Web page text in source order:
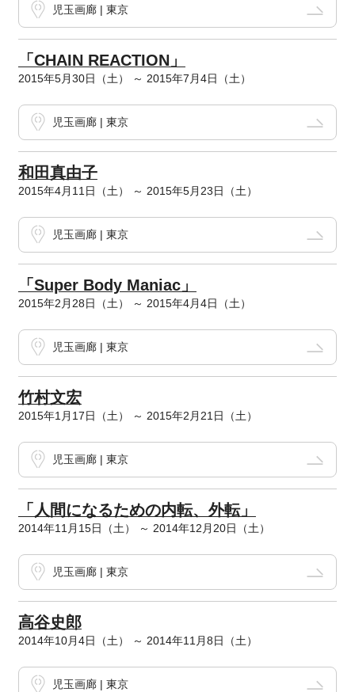
児玉画廊 | 東京
「CHAIN REACTION」
2015年5月30日（土） ～ 2015年7月4日（土）
児玉画廊 | 東京
和田真由子
2015年4月11日（土） ～ 2015年5月23日（土）
児玉画廊 | 東京
「Super Body Maniac」
2015年2月28日（土） ～ 2015年4月4日（土）
児玉画廊 | 東京
竹村文宏
2015年1月17日（土） ～ 2015年2月21日（土）
児玉画廊 | 東京
「人間になるための内転、外転」
2014年11月15日（土） ～ 2014年12月20日（土）
児玉画廊 | 東京
高谷史郎
2014年10月4日（土） ～ 2014年11月8日（土）
児玉画廊 | 東京